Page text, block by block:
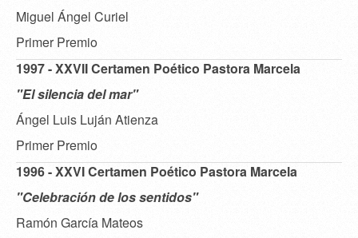
Miguel Ángel Curiel
Primer Premio
1997 - XXVII Certamen Poético Pastora Marcela
"El silencia del mar"
Ángel Luis Luján Atienza
Primer Premio
1996 - XXVI Certamen Poético Pastora Marcela
"Celebración de los sentidos"
Ramón García Mateos